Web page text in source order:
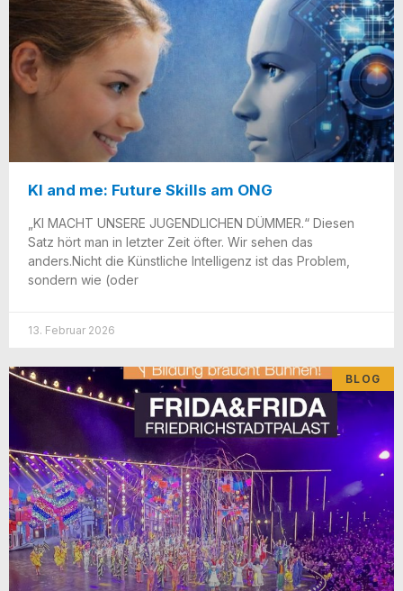
KI and me: Future Skills am ONG
„KI MACHT UNSERE JUGENDLICHEN DÜMMER.“ Die­sen
Satz hört man in letz­ter Zeit öfter. Wir sehen das
anders.Nicht die Künst­li­che Intel­li­genz ist das Pro­blem,
son­dern wie (oder
13. Februar 2026
BLOG